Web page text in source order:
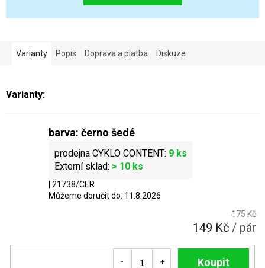
Varianty Popis Doprava a platba Diskuze
barva: černo šedé
> 10 ks
9 ks
| 21738/CER
Můžeme doručit do: 11.8.2026
175 Kč
149 Kč / pár
Do košíku